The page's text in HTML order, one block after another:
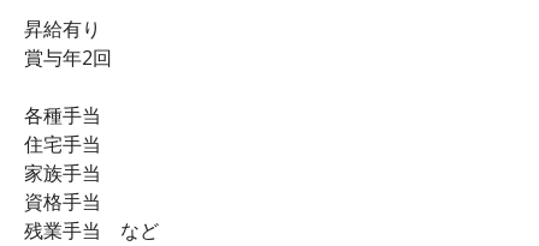
昇給有り
賞与年2回
各種手当
住宅手当
家族手当
資格手当
残業手当 など